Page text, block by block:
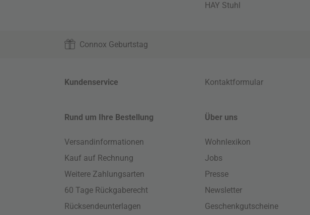
HAY Stuhl
Connox Geburtstag
Kundenservice Kontaktformular
Rund um Ihre Bestellung
Versandinformationen
Kauf auf Rechnung
Weitere Zahlungsarten
60 Tage Rückgaberecht
Rücksendeunterlagen
Über uns
Wohnlexikon
Jobs
Presse
Newsletter
Geschenkgutscheine